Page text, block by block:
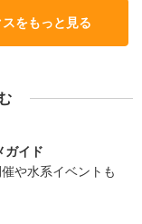
をもっと見る
ガイド
や水系イベントも